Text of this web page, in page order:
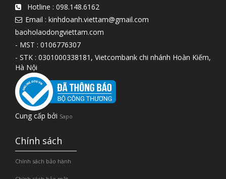
Hotline : 098.148.6162
Email : kinhdoanh.viettam@gmail.com
baoholaodongviettam.com
- MST : 0106776307
- STK : 0301000338181, Vietcombank chi nhánh Hoàn Kiếm,
Hà Nội
Cung cấp bởi Sapo
Chính sách
Chính sách bảo hành